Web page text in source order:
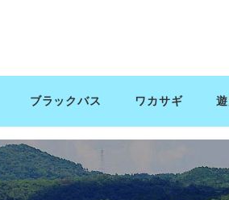
ブラックバス ワカサギ